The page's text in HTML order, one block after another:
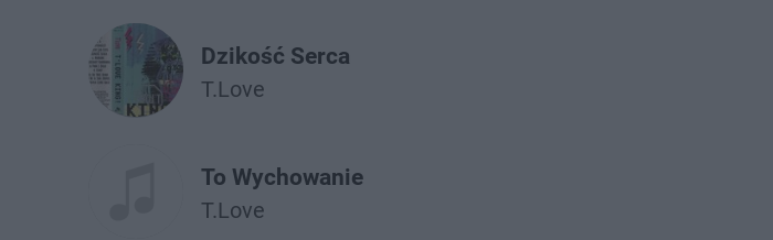
Dzikość Serca
T.Love
To Wychowanie
T.Love